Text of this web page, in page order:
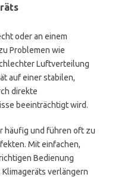
oder an einem
Problemen wie
Luftverteilung
auf einer stabilen,
direkte
beeinträchtigt wird.
häufig und führen oft zu
Mit einfachen,
Bedienung
verlängern